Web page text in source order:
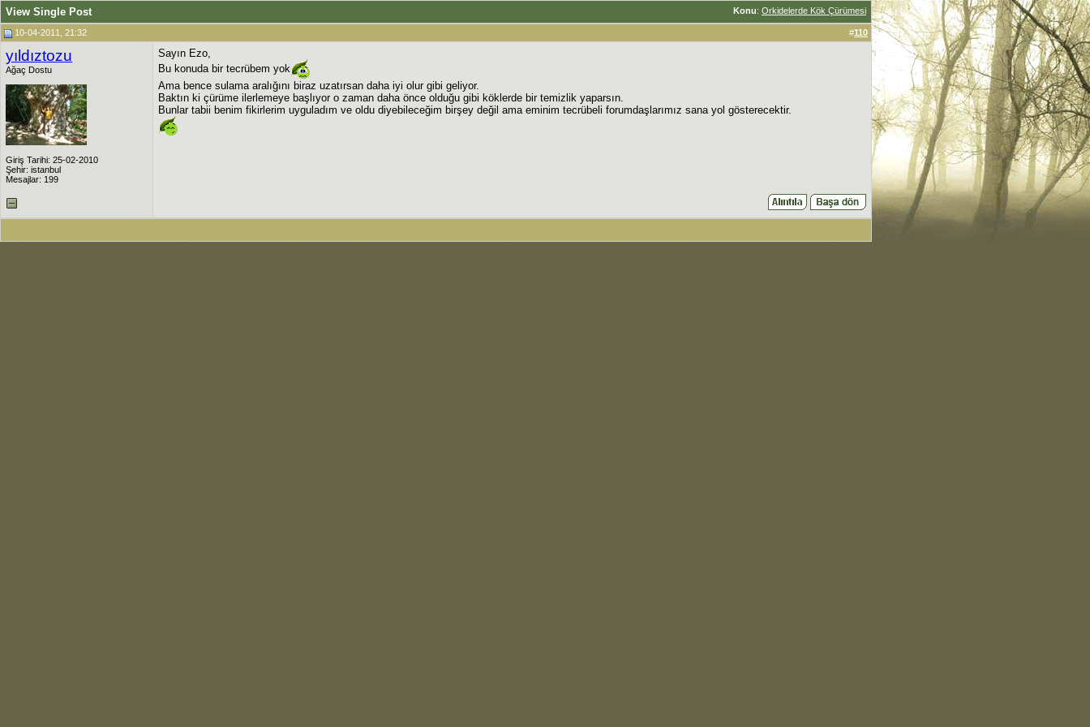
Konu: Orkidelerde Kök Çürümesi
View Single Post
10-04-2011, 21:32 #110
yıldıztozu
Ağaç Dostu
Giriş Tarihi: 25-02-2010
Şehir: istanbul
Mesajlar: 199
Sayın Ezo,
Bu konuda bir tecrübem yok
Ama bence sulama aralığını biraz uzatırsan daha iyi olur gibi geliyor.
Baktın ki çürüme ilerlemeye başlıyor o zaman daha önce olduğu gibi köklerde bir temizlik yaparsın.
Bunlar tabii benim fikirlerim uyguladım ve oldu diyebileceğim birşey değil ama eminim tecrübeli forumdaşlarımız sana yol gösterecektir.